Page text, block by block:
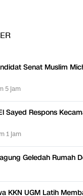
Senat Muslim
5 jam
Sayed Respons
1 jam
Geledah Rumah
KKN UGM Latih